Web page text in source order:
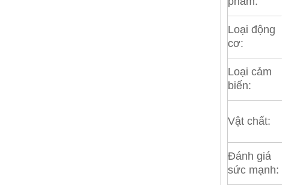
Loại động
cơ:
Loại cảm
biến:
Vật chất:
Đánh giá
sức mạnh: